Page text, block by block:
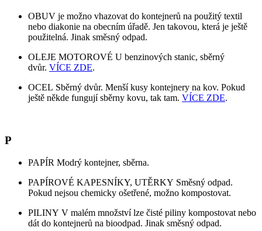
OBUV je možno vhazovat do kontejnerů na použitý textil
nebo diakonie na obecním úřadě. Jen takovou, která je ještě
použitelná. Jinak směsný odpad.
OLEJE MOTOROVÉ U benzinových stanic, sběrný
dvůr. VÍCE ZDE.
OCEL Sběrný dvůr. Menší kusy kontejnery na kov. Pokud
ještě někde fungují sběrny kovu, tak tam. VÍCE ZDE.
P
PAPÍR Modrý kontejner, sběrna.
PAPÍROVÉ KAPESNÍKY, UTĚRKY Směsný odpad.
Pokud nejsou chemicky ošetřené, možno kompostovat.
PILINY V malém množství lze čisté piliny kompostovat nebo
dát do kontejnerů na bioodpad. Jinak směsný odpad.